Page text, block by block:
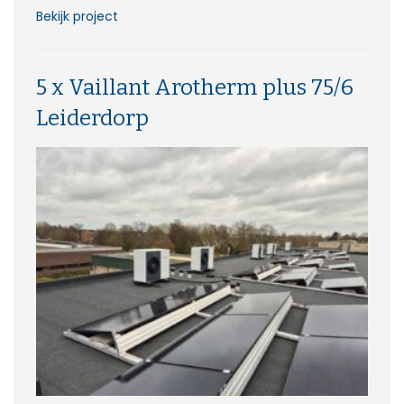
Bekijk project
5 x Vaillant Arotherm plus 75/6
Leiderdorp